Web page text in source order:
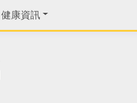
健康資訊